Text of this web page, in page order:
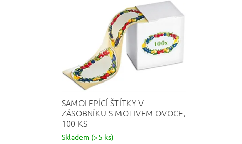
SAMOLEPÍCÍ ŠTÍTKY V
ZÁSOBNÍKU S MOTIVEM OVOCE,
100 KS
Skladem (>5 ks)